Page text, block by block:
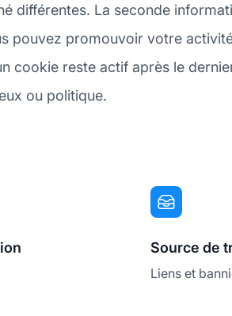
différentes. La seconde
pouvez promouvoir votre
cookie reste actif après le
ou politique.
Source de
Liens et